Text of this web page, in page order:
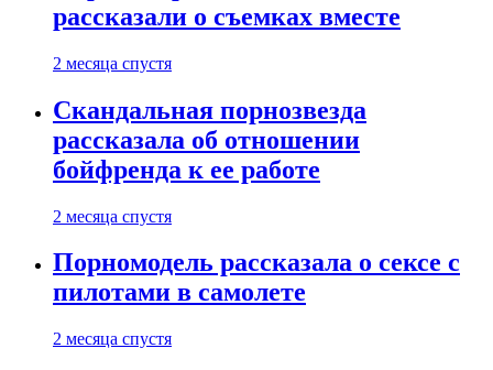
рассказали о съемках вместе
2 месяца спустя
Скандальная порнозвезда
рассказала об отношении
бойфренда к ее работе
2 месяца спустя
Порномодель рассказала о сексе с
пилотами в самолете
2 месяца спустя